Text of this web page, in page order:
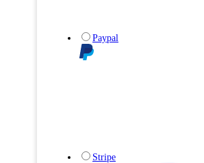
Paypal
Stripe